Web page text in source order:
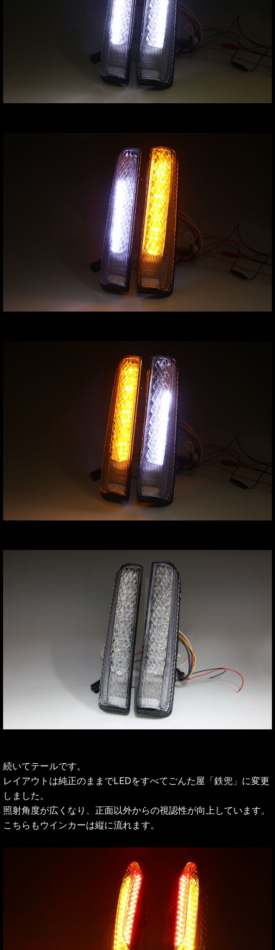
続いてテールです。
レイアウトは純正のままでLEDをすべてごんた屋「鉄兜」に変更
しました。
照射角度が広くなり、正面以外からの視認性が向上しています。
こちらもウインカーは縦に流れます。